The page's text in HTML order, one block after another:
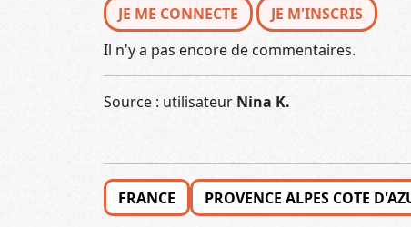
Source : utilisateurNina K.
Hôtel Le